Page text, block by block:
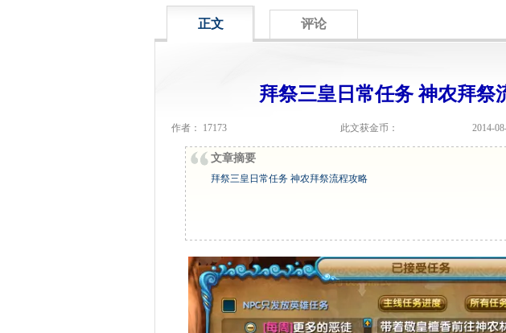
正文 评论
拜祭三皇日常任务 神农拜祭
作者： 17173 此文获金币： 2014-
文章摘要
拜祭三皇日常任务 神农拜祭流程攻略